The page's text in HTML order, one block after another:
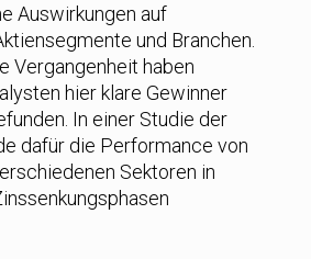
Auswirkungen auf
und Branchen.
Vergangenheit haben
hier klare Gewinner
In einer Studie der
dafür die Performance von
Sektoren in